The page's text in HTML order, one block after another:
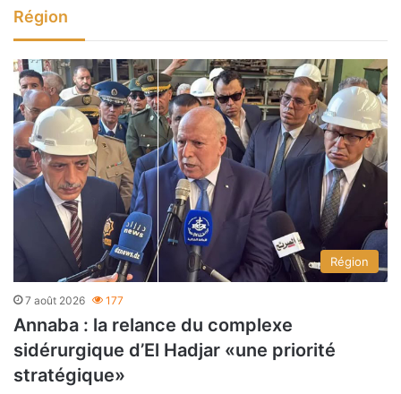
Région
Région
7 août 2026 177
Annaba : la relance du complexe
sidérurgique d’El Hadjar «une priorité
stratégique»